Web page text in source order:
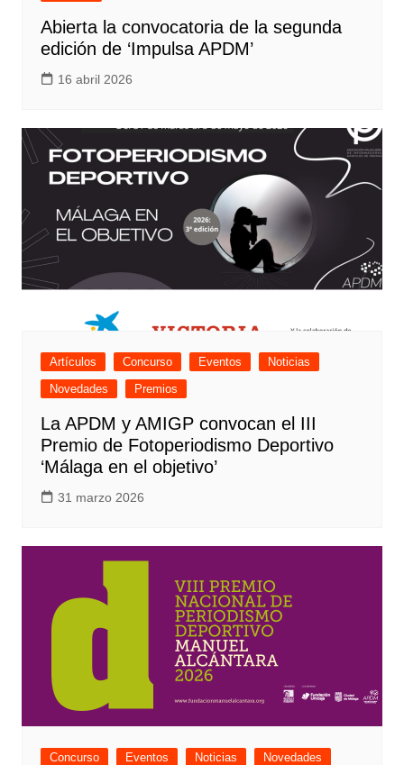
Abierta la convocatoria de la segunda
edición de ‘Impulsa APDM’
16 abril 2026
Artículos Concurso Eventos
Noticias
Novedades
Premios
La APDM y AMIGP convocan el III
Premio de Fotoperiodismo Deportivo
‘Málaga en el objetivo’
31 marzo 2026
Concurso Eventos Noticias
Novedades